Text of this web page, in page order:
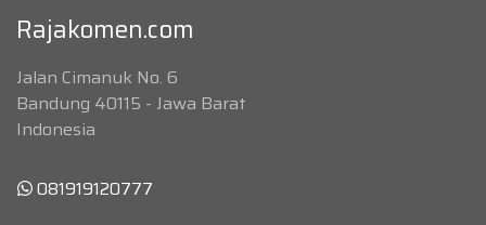
Rajakomen.com
Jalan Cimanuk No. 6
Bandung 40115 - Jawa Barat
Indonesia
081919120777